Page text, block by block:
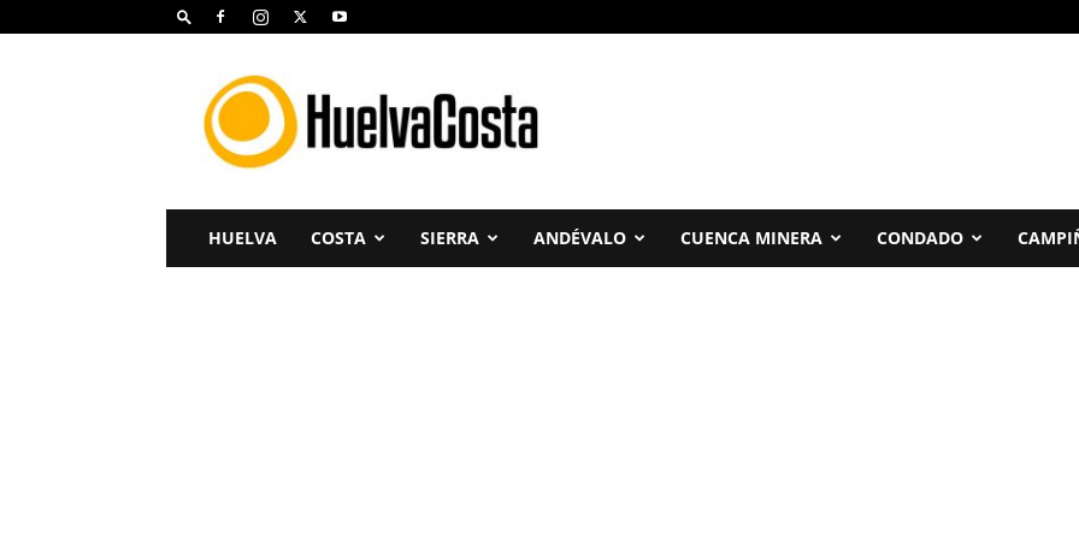
Huelva
Costa
HUELVA COSTA SIERRA ANDÉVALO CUENCA MINERA CONDADO